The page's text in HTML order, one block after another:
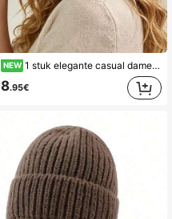
NEW 1 stuk elegante casual dameshoed, contrasterende kleur touwstrik, effen kleur baret, geschikt voor herfst/winter artistieke stijl, terug naar school seizoen, feest, elegante damesmode dagelijkse casual hoed
8.95€